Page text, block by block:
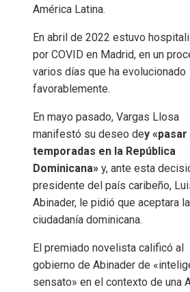
América Latina.
En abril de 2022 estuvo
por COVID en Madrid, en un
varios días que ha evolucionado
favorablemente.
En mayo pasado, Vargas Llosa
manifestó su deseo dey
temporadas en la República
Dominicana» y, ante esta
presidente del país caribeño,
Abinader, le pidió que aceptara la
ciudadanía dominicana.
El premiado novelista calificó al
gobierno de Abinader de
sensato» en el contexto de una